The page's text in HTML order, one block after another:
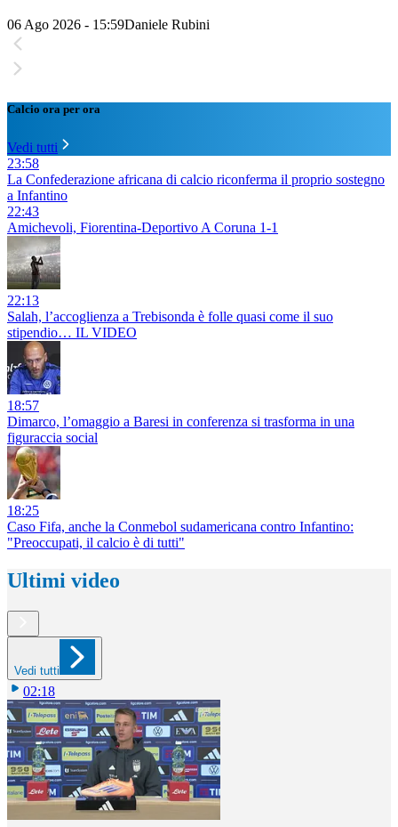
06 Ago 2026 - 15:59Daniele Rubini
Calcio ora per ora
Vedi tutti
23:58
La Confederazione africana di calcio riconferma il proprio sostegno
a Infantino
22:43
Amichevoli, Fiorentina-Deportivo A Coruna 1-1
22:13
Salah, l’accoglienza a Trebisonda è folle quasi come il suo
stipendio… IL VIDEO
18:57
Dimarco, l’omaggio a Baresi in conferenza si trasforma in una
figuraccia social
18:25
Caso Fifa, anche la Conmebol sudamericana contro Infantino:
"Preoccupati, il calcio è di tutti"
Ultimi video
Vedi tutti
02:18